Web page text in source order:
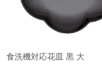
食洗機対応花皿 黒 大